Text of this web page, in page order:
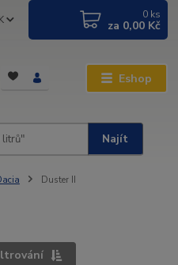
Eshop
Najít
0 ks
za 0,00 Kč
Duster II